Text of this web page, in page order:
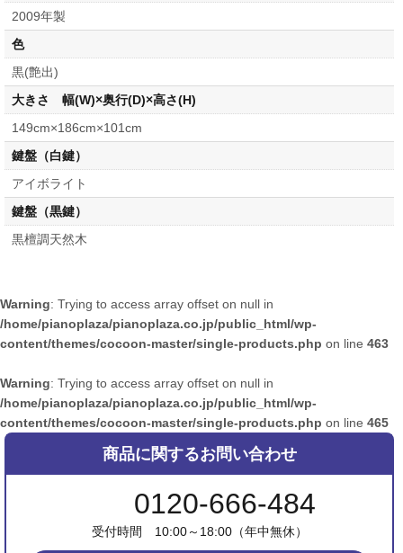
2009年製
色
黒(艶出)
大きさ 幅(W)×奥行(D)×高さ(H)
149cm×186cm×101cm
鍵盤（白鍵）
アイボライト
鍵盤（黒鍵）
黒檀調天然木
Warning: Trying to access array offset on null in
/home/pianoplaza/pianoplaza.co.jp/public_html/wp-
content/themes/cocoon-master/single-products.php on line 463
Warning: Trying to access array offset on null in
/home/pianoplaza/pianoplaza.co.jp/public_html/wp-
content/themes/cocoon-master/single-products.php on line 465
商品に関するお問い合わせ
0120-666-484
受付時間 10:00～18:00（年中無休）